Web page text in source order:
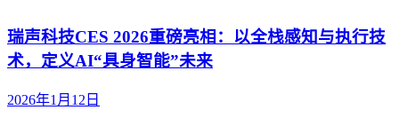
瑞声科技CES 2026重磅亮相：以全栈感知与执行技
术，定义AI“具身智能”未来
2026年1月12日